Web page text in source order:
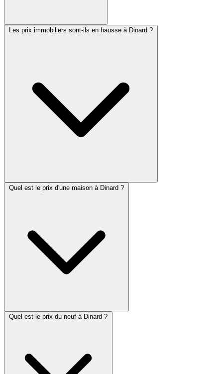
Les prix immobiliers sont-ils en hausse à Dinard ?
Quel est le prix d'une maison à Dinard ?
Quel est le prix du neuf à Dinard ?